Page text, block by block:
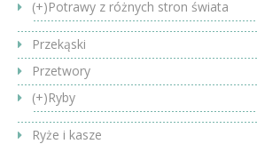
(+)Potrawy z różnych stron świata
Przekąski
Przetwory
(+)Ryby
Ryże i kasze